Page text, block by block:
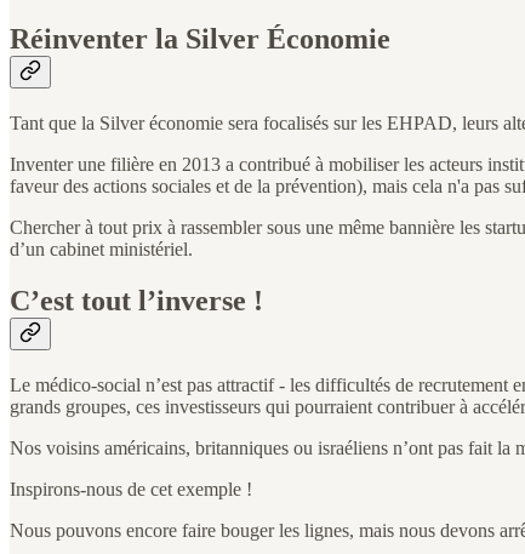
Réinventer la Silver Économie
Tant que la Silver économie sera focalisés sur les EHPAD, leurs
Inventer une filière en 2013 a contribué à mobiliser les acteurs
faveur des actions sociales et de la prévention), mais cela n'a pas
Chercher à tout prix à rassembler sous une même bannière les
d’un cabinet ministériel.
C’est tout l’inverse !
Le médico-social n’est pas attractif - les difficultés de recrutement
grands groupes, ces investisseurs qui pourraient contribuer à
Nos voisins américains, britanniques ou israéliens n’ont pas fait la
Inspirons-nous de cet exemple !
Nous pouvons encore faire bouger les lignes, mais nous devons